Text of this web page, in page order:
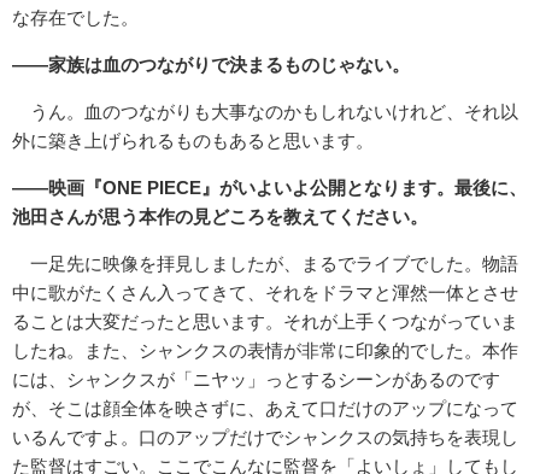
な存在でした。
――家族は血のつながりで決まるものじゃない。
うん。血のつながりも大事なのかもしれないけれど、それ以
外に築き上げられるものもあると思います。
――映画『ONE PIECE』がいよいよ公開となります。最後に、
池田さんが思う本作の見どころを教えてください。
一足先に映像を拝見しましたが、まるでライブでした。物語
中に歌がたくさん入ってきて、それをドラマと渾然一体とさせ
ることは大変だったと思います。それが上手くつながっていま
したね。また、シャンクスの表情が非常に印象的でした。本作
には、シャンクスが「ニヤッ」っとするシーンがあるのです
が、そこは顔全体を映さずに、あえて口だけのアップになって
いるんですよ。口のアップだけでシャンクスの気持ちを表現し
た監督はすごい。ここでこんなに監督を「よいしょ」してもし